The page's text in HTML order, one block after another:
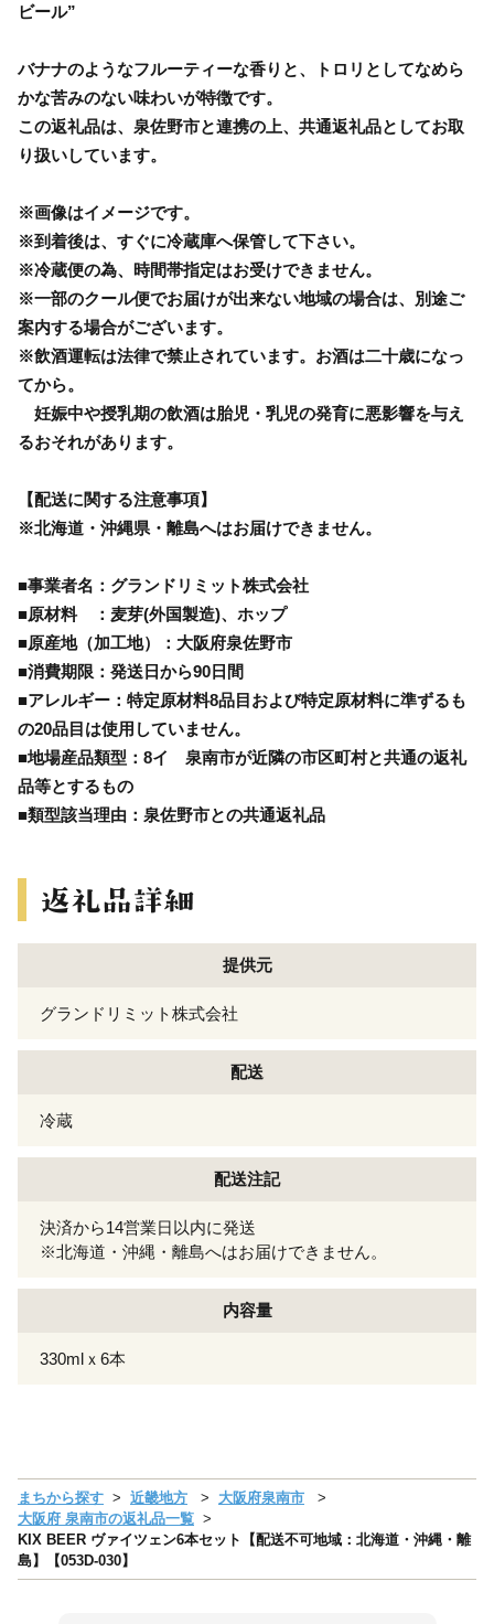
ビール”
バナナのようなフルーティーな香りと、トロリとしてなめら
かな苦みのない味わいが特徴です。
この返礼品は、泉佐野市と連携の上、共通返礼品としてお取
り扱いしています。
※画像はイメージです。
※到着後は、すぐに冷蔵庫へ保管して下さい。
※冷蔵便の為、時間帯指定はお受けできません。
※一部のクール便でお届けが出来ない地域の場合は、別途ご
案内する場合がございます。
※飲酒運転は法律で禁止されています。お酒は二十歳になっ
てから。
妊娠中や授乳期の飲酒は胎児・乳児の発育に悪影響を与え
るおそれがあります。
【配送に関する注意事項】
※北海道・沖縄県・離島へはお届けできません。
■事業者名：グランドリミット株式会社
■原材料 ：麦芽(外国製造)、ホップ
■原産地（加工地）：大阪府泉佐野市
■消費期限：発送日から90日間
■アレルギー：特定原材料8品目および特定原材料に準ずるも
の20品目は使用していません。
■地場産品類型：8イ 泉南市が近隣の市区町村と共通の返礼
品等とするもの
■類型該当理由：泉佐野市との共通返礼品
提供元
グランドリミット株式会社
配送
冷蔵
配送注記
決済から14営業日以内に発送
※北海道・沖縄・離島へはお届けできません。
内容量
330mlｘ6本
まちから探す 近畿地方
大阪府泉南市
大阪府 泉南市の返礼品一覧
KIX BEER ヴァイツェン6本セット【配送不可地域：北海道・沖縄・離
島】【053D-030】